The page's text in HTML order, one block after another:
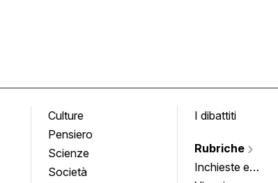
Culture
Pensiero
Scienze
Società
I dibattiti
Rubriche
Inchieste e